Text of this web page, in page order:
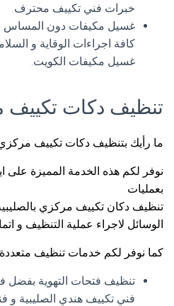
خبرات فني تكييف محترف.
غسيل مكيفات دون المساس
كافة اجراءات الوقاية و
غسيل مكيفات الكويت.
تنظيف دكات تكييف
ما رأيك بتنظيف دكات تكييف مركزي
نوفر لكم هذه الخدمة المميزة على
بعمليات
تنظيف دكان تكييف مركزي
الوسائل لاجراء عملية التنظيف و
كما نوفر لكم خدمات تنظيف
تنظيف فتحات التهوية بفضل
فني تكييف هندي الصليبية و